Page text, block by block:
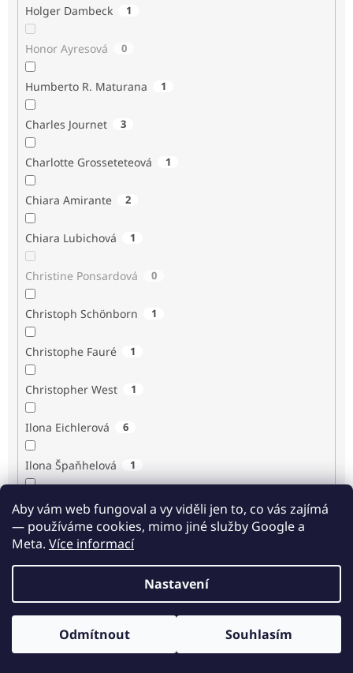
Aby vám web fungoval a vy viděli jen to, co vás zajímá
— používáme cookies, mimo jiné služby Google a
Meta. Více informací
Nastavení
Odmítnout Souhlasím
Holger Dambeck 1
Honor Ayresová 0
Humberto R. Maturana 1
Charles Journet 3
Charlotte Grosseteteová 1
Chiara Amirante 2
Chiara Lubichová 1
Christine Ponsardová 0
Christoph Schönborn 1
Christophe Fauré 1
Christopher West 1
Ilona Eichlerová 6
Ilona Špaňhelová 1
Ilse Sand
Immaculée Ilibagiza
Ingrid Biermann 1
Irvin D. Yalom 3 Odběr novinek